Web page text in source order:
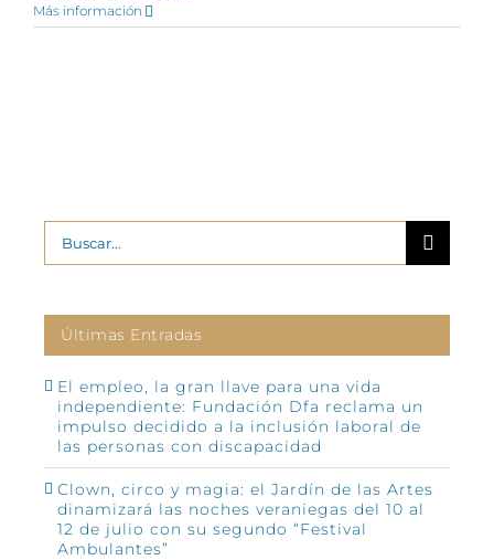
Más información
Buscar:
Últimas Entradas
El empleo, la gran llave para una vida
independiente: Fundación Dfa reclama un
impulso decidido a la inclusión laboral de
las personas con discapacidad
Clown, circo y magia: el Jardín de las Artes
dinamizará las noches veraniegas del 10 al
12 de julio con su segundo “Festival
Ambulantes”